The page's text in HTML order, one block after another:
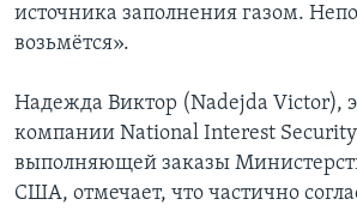
источника заполнения газом.
возьмётся».
Надежда Виктор (Nadejda Victor),
компании National Interest Security
выполняющей заказы
США, отмечает, что частично